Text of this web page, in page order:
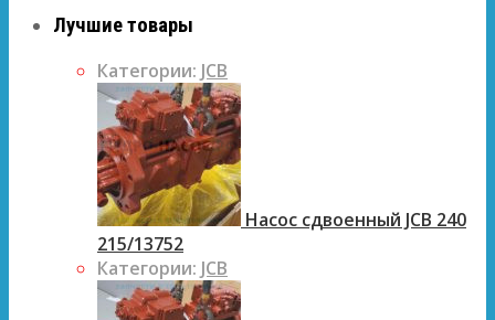
Лучшие товары
Категории: JCB
Насос сдвоенный JCB 240
215/13752
Категории: JCB